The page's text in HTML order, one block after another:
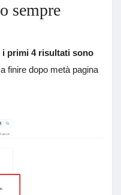
sempre
i primi 4 risultati sono
finire dopo metà pagina